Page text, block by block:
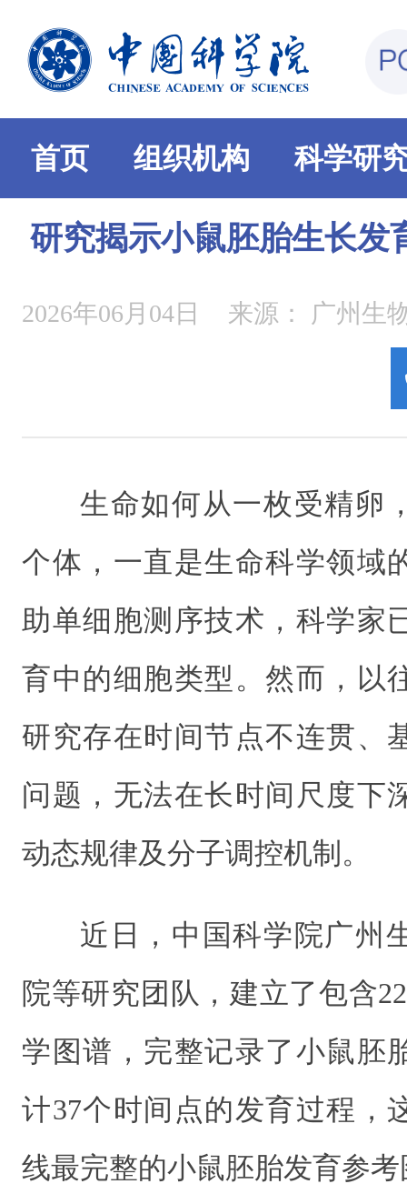
首页 组织机构 科学研
研究揭示小鼠胚胎生长发
2026年06月04日 来源： 广州生
生命如何从一枚受精卵
个体，一直是生命科学领域
助单细胞测序技术，科学家
育中的细胞类型。然而，以
研究存在时间节点不连贯、
问题，无法在长时间尺度下
动态规律及分子调控机制。
近日，中国科学院广州
院等研究团队，建立了包含
学图谱，完整记录了小鼠胚
计37个时间点的发育过程，
线最完整的小鼠胚胎发育参